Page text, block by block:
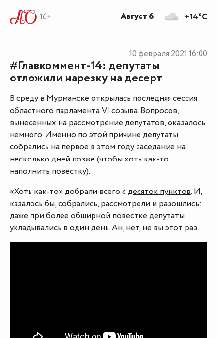
16+
#Главкоммент-14: депутаты
отложили нарезку на десерт
10 февраля 2021 16:00
В среду в Мурманске открылась последняя сессия
областного парламента VI созыва. Вопросов,
вынесенных на рассмотрение депутатов, оказалось
немного. Именно по этой причине депутаты
собрались на первое в этом году заседание на
несколько дней позже (чтобы хоть как-то
наполнить повестку).
«Хоть как-то» добрали всего сдесяток пунктов. И,
казалось бы, собрались, рассмотрели и разошлись:
даже при более обширной повестке депутаты
укладывались в один день. Ан, нет, не вы этот раз.
+14°C
Август 6